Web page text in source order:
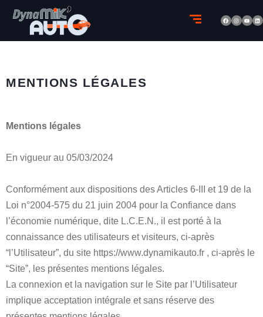
MENTIONS LÉGALES
Mentions légales
En vigueur au 05/03/2024
Conformément aux dispositions des Articles 6-III et 19 de la
Loi n°2004-575 du 21 juin 2004 pour la Confiance dans
l’économie numérique, dite L.C.E.N., il est porté à la
connaissance des utilisateurs et visiteurs, ci-après
“l’Utilisateur”, du site https://www.dynamikauto.fr , ci-après le
“Site”, les présentes mentions légales.
La connexion et la navigation sur le Site par l’Utilisateur
implique acceptation intégrale et sans réserve des